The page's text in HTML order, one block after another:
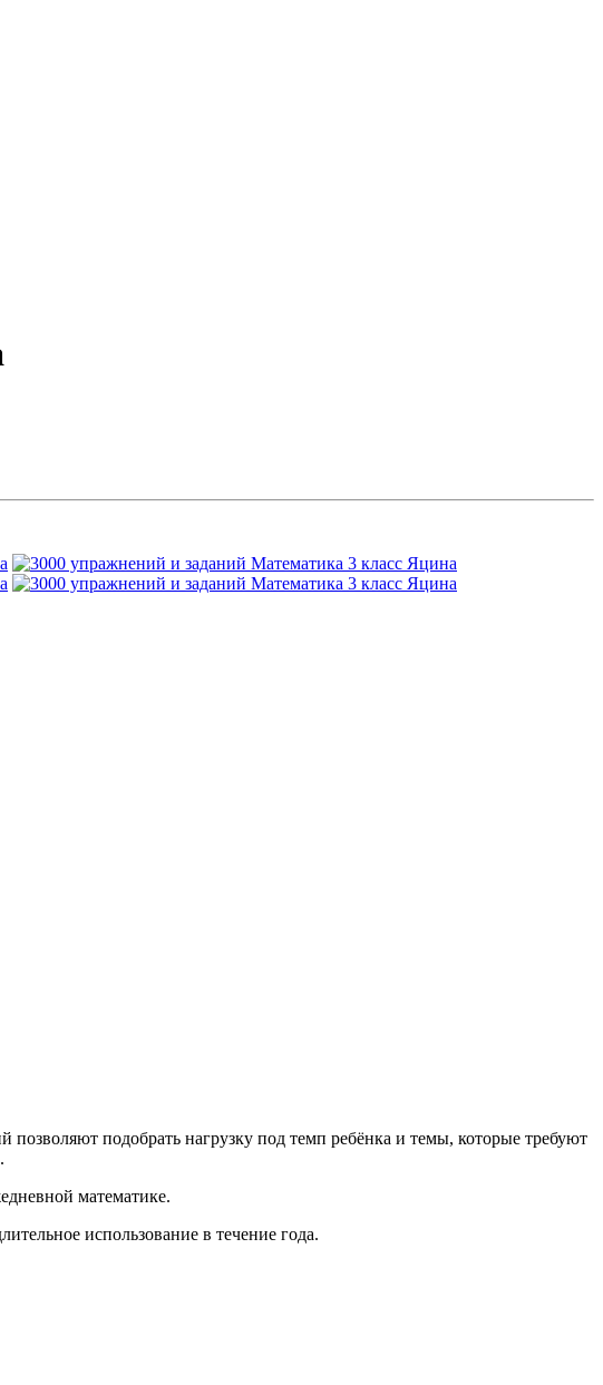
подобрать нагрузку под темп ребёнка и темы, которые требуют
математике.
использование в течение года.